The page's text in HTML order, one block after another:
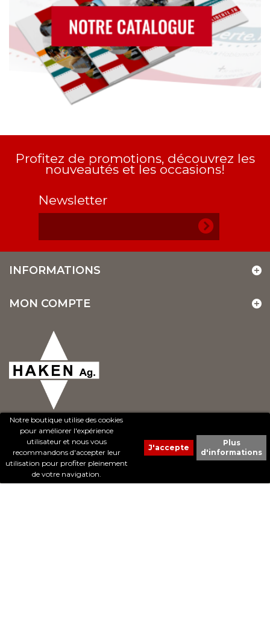
Notre boutique utilise des cookies
pour améliorer l'expérience
utilisateur et nous vous
recommandons d'accepter leur
utilisation pour profiter pleinement
de votre navigation.
Plus
d'informations
Profitez de promotions, découvrez les
nouveautés et les occasions!
Newsletter
INFORMATIONS
MON COMPTE
© 2017 - Cheval Liberté. Tous droits réservés.
Création de sites Internet | ProduWeb